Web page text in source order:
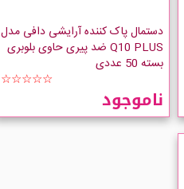
دستمال پاک کننده آرایشی دافی مدل
Q10 PLUS ضد پیری حاوی بلوبری
بسته 50 عددی
☆☆☆☆☆
ناموجود